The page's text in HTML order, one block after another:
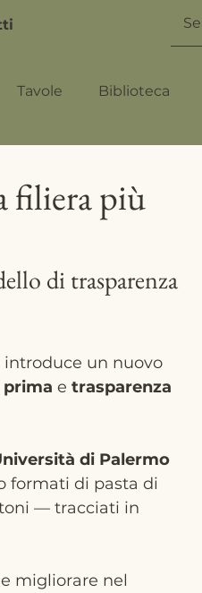
Tavole Biblioteca
filiera più
di trasparenza
introduce un nuovo
e trasparenza
di Palermo
formati di pasta di
— tracciati in
migliorare nel